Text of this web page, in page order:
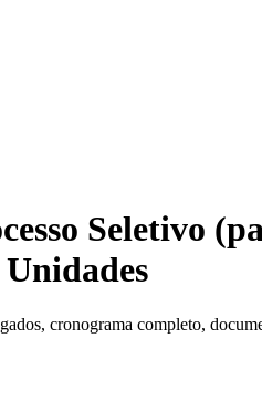
Seletivo
cronograma completo,